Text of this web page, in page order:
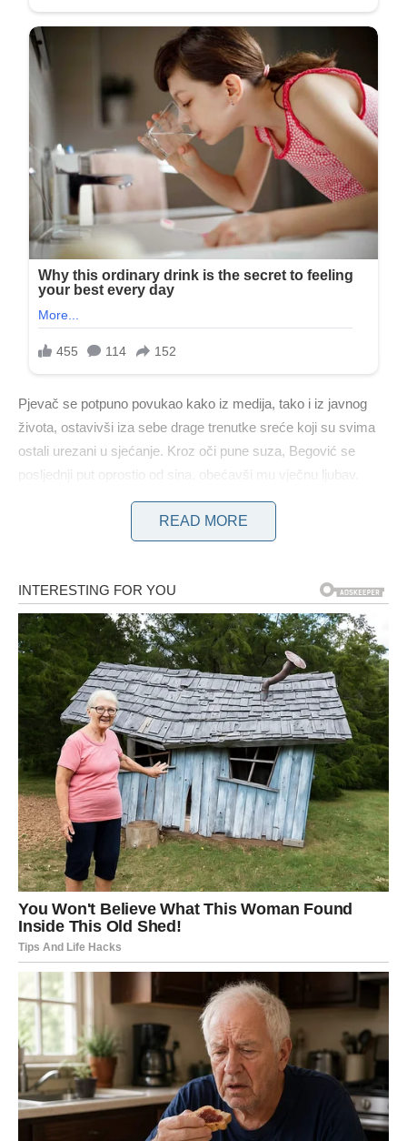
Pjevač se potpuno povukao kako iz medija, tako i iz javnog
života, ostavivši iza sebe drage trenutke sreće koji su svima
ostali urezani u sjećanje. Kroz oči pune suza, Begović se
posljednji put oprostio od sina, obećavši mu vječnu ljubav.
Podsjećamo vas da je Armin preminuo u dvadesetdevetoj
godini života na sarajevskoj Infektivnoj klinici, nakon što je
bolest s kojom se godinama borio ponovo izbila na površinu.
U današnje vrijeme samo nekolicina pjevača može s
ponosom tvrditi da su jedinstveni stajlinzi rezultat vlastitog
umijeća, a Enes Begović je svakako jedan od njih.
Begović se dosljedno izdvajao svojom sposobnošću odabira
READ MORE